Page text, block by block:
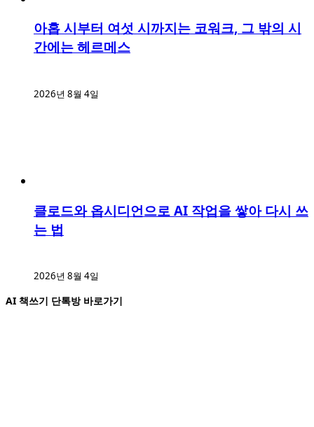
아홉 시부터 여섯 시까지는 코워크, 그 밖의 시
간에는 헤르메스
2026년 8월 4일
클로드와 옵시디언으로 AI 작업을 쌓아 다시 쓰
는 법
2026년 8월 4일
AI 책쓰기 단톡방 바로가기